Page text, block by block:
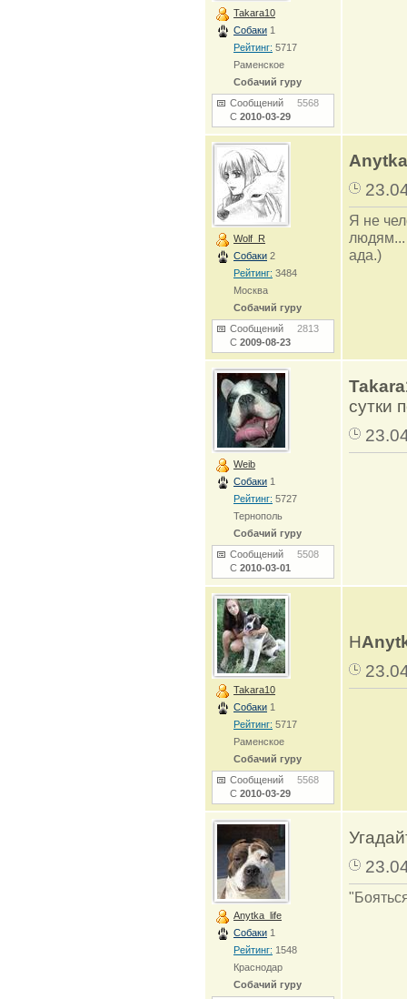
Takara10
Собаки 1
Рейтинг: 5717
Раменское
Собачий гуру
Сообщений 5568
С 2010-03-29
Wolf_R
Собаки 2
Рейтинг: 3484
Москва
Собачий гуру
Сообщений 2813
С 2009-08-23
Я не
людям...
ада.)
Weib
Собаки 1
Рейтинг: 5727
Тернополь
Собачий гуру
Сообщений 5508
С 2010-03-01
сутки
Takara10
Собаки 1
Рейтинг: 5717
Раменское
Собачий гуру
Сообщений 5568
С 2010-03-29
Н
Anytka_life
Собаки 1
Рейтинг: 1548
Краснодар
Собачий гуру